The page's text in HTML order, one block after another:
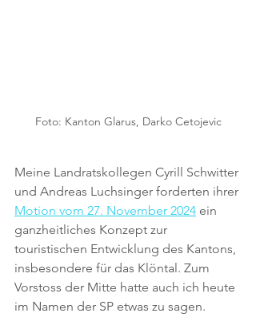
Foto: Kanton Glarus, Darko Cetojevic
Meine Landratskollegen Cyrill Schwitter
und Andreas Luchsinger forderten ihrer
Motion vom 27. November 2024 ein
ganzheitliches Konzept zur
touristischen Entwicklung des Kantons,
insbesondere für das Klöntal. Zum
Vorstoss der Mitte hatte auch ich heute
im Namen der SP etwas zu sagen.